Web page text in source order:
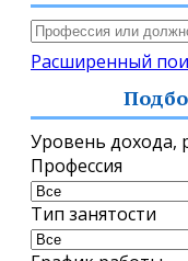
Расширенный
Уровень дохода,
Профессия
Тип занятости